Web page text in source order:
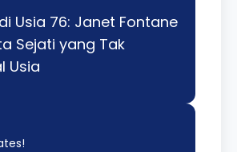
Usia 76: Janet Fontane
Sejati yang Tak
Usia